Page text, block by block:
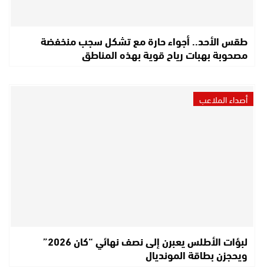
طقس الأحد.. أجواء حارة مع تشكل سجب منخفضة
مصحوبة بهبات رياح قوية بهذه المناطق
أصداء الملاعب
لبؤات الأطلس يعبرن إلى نصف نهائي “كان 2026”
ويحجزن بطاقة المونديال